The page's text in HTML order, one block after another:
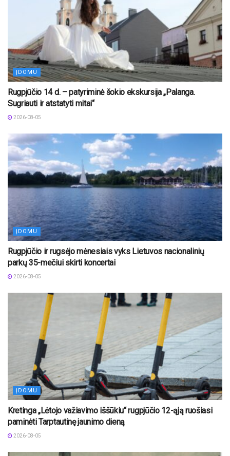
ĮDOMU
Rugpjūčio 14 d. – patyriminė šokio ekskursija „Palanga.
Sugriauti ir atstatyti mitai“
2026-08-05
ĮDOMU
Rugpjūčio ir rugsėjo mėnesiais vyks Lietuvos nacionalinių
parkų 35-mečiui skirti koncertai
2026-08-05
ĮDOMU
Kretinga „Lėtojo važiavimo iššūkiu“ rugpjūčio 12-ąją ruošiasi
paminėti Tarptautinę jaunimo dieną
2026-08-05